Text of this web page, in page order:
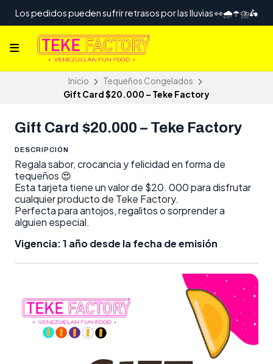
Los pedidos pueden sufrir retrasos por las lluvias 👀🌧️☂️⛈️🛵
Inicio
Tequeños Congelados
Gift Card $20.000 – Teke Factory
Gift Card $20.000 – Teke Factory
DESCRIPCIÓN
Regala sabor, crocancia y felicidad en forma de
tequeños 😍
Esta tarjeta tiene un valor de $20. 000 para disfrutar
cualquier producto de Teke Factory.
Perfecta para antojos, regalitos o sorprender a
alguien especial.
Vigencia: 1 año desde la fecha de emisión